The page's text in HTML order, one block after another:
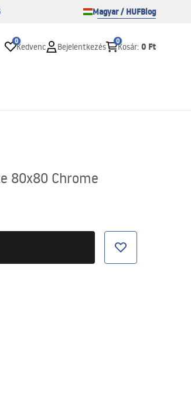
Magyar / HUFBlog
0
Kedvenc Bejelentkezés
0
Kosár: 0 Ft
80x80 Chrome